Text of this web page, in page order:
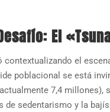
El
contextualizando el
poblacional se está
7,4 millones),
sedentarismo y la